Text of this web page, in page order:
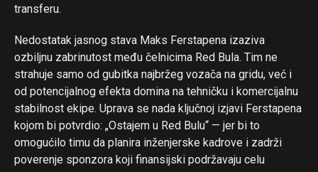
transferu.
Nedostatak jasnog stava Maks Ferstapena izaziva
ozbiljnu zabrinutost među čelnicima Red Bula. Tim ne
strahuje samo od gubitka najbržeg vozača na gridu, već i
od potencijalnog efekta domina na tehničku i komercijalnu
stabilnost ekipe. Uprava se nada ključnoj izjavi Ferstapena
kojom bi potvrdio: „Ostajem u Red Bulu“ — jer bi to
omogućilo timu da planira inženjerske kadrove i zadrži
poverenje sponzora koji finansijski podržavaju celu